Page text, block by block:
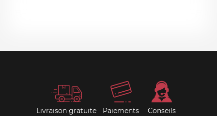
Livraison gratuite
Paiements
Conseils